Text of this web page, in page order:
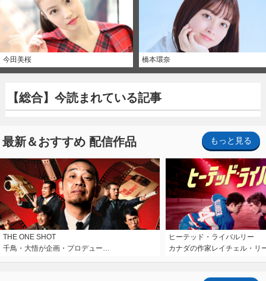
今田美桜 橋本環奈
【総合】今読まれている記事
最新＆おすすめ 配信作品 もっと見る
THE ONE SHOT
千鳥・大悟が企画・プロデュー…
ヒーテッド・ライバルリー
カナダの作家レイチェル・リ